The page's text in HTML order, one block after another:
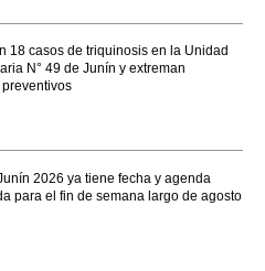
18 casos de triquinosis en la Unidad
N° 49 de Junín y extreman
2026 ya tiene fecha y agenda
para el fin de semana largo de agosto